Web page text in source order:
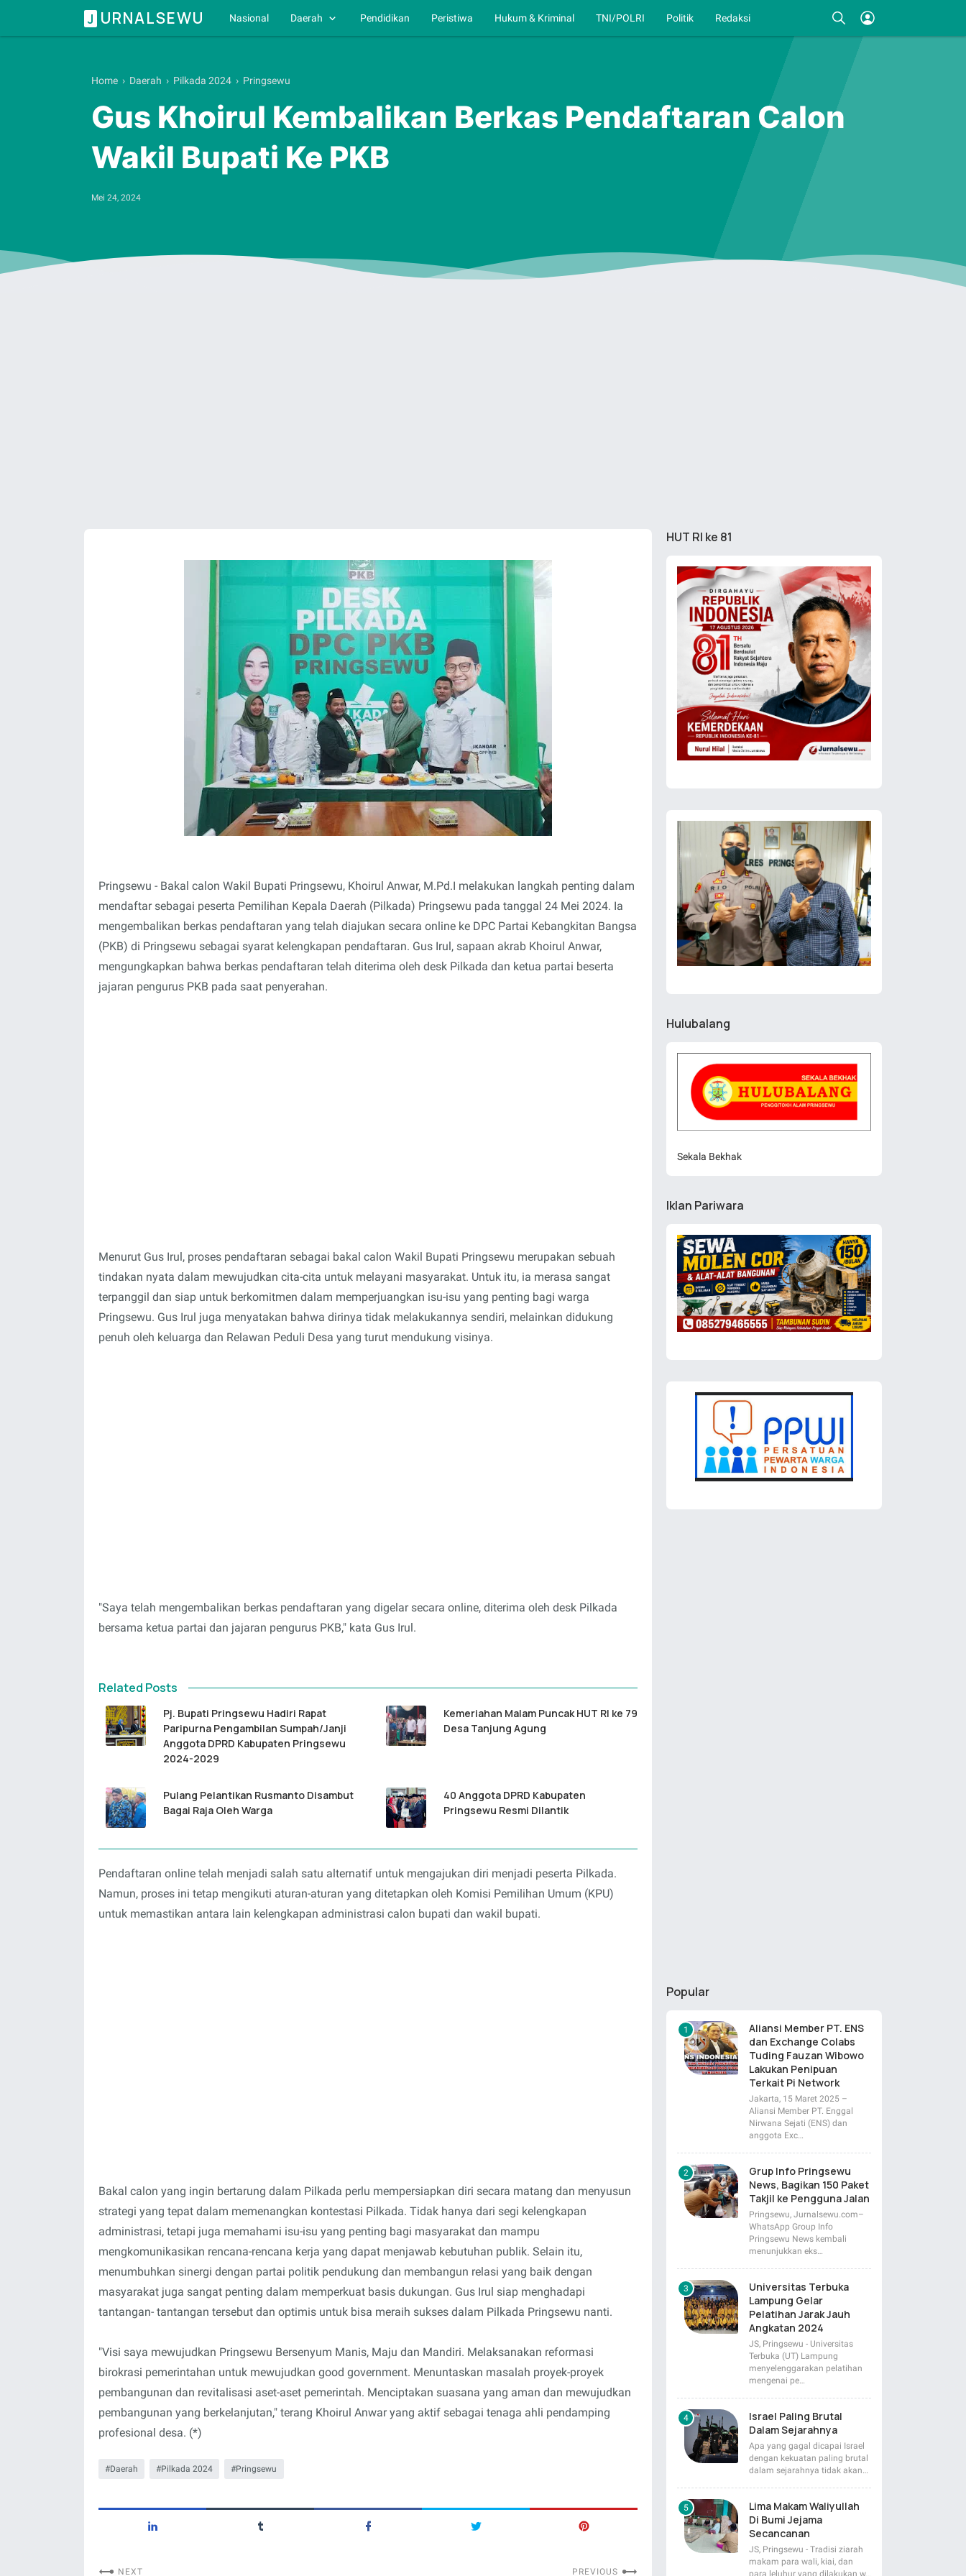
J URNALSEWU Nasional Daerah Pendidikan Peristiwa Hukum & Kriminal TNI/POLRI Politik Redaksi
Home › Daerah › Pilkada 2024 › Pringsewu
Gus Khoirul Kembalikan Berkas Pendaftaran Calon
Wakil Bupati Ke PKB
Mei 24, 2024
Pringsewu - Bakal calon Wakil Bupati Pringsewu, Khoirul Anwar, M.Pd.I melakukan langkah penting dalam
mendaftar sebagai peserta Pemilihan Kepala Daerah (Pilkada) Pringsewu pada tanggal 24 Mei 2024. Ia
mengembalikan berkas pendaftaran yang telah diajukan secara online ke DPC Partai Kebangkitan Bangsa
(PKB) di Pringsewu sebagai syarat kelengkapan pendaftaran. Gus Irul, sapaan akrab Khoirul Anwar,
mengungkapkan bahwa berkas pendaftaran telah diterima oleh desk Pilkada dan ketua partai beserta
jajaran pengurus PKB pada saat penyerahan.
Menurut Gus Irul, proses pendaftaran sebagai bakal calon Wakil Bupati Pringsewu merupakan sebuah
tindakan nyata dalam mewujudkan cita-cita untuk melayani masyarakat. Untuk itu, ia merasa sangat
terpanggil dan siap untuk berkomitmen dalam memperjuangkan isu-isu yang penting bagi warga
Pringsewu. Gus Irul juga menyatakan bahwa dirinya tidak melakukannya sendiri, melainkan didukung
penuh oleh keluarga dan Relawan Peduli Desa yang turut mendukung visinya.
"Saya telah mengembalikan berkas pendaftaran yang digelar secara online, diterima oleh desk Pilkada
bersama ketua partai dan jajaran pengurus PKB," kata Gus Irul.
Related Posts
Pj. Bupati Pringsewu Hadiri Rapat
Paripurna Pengambilan Sumpah/Janji
Anggota DPRD Kabupaten Pringsewu
2024-2029
Kemeriahan Malam Puncak HUT RI ke 79
Desa Tanjung Agung
Pulang Pelantikan Rusmanto Disambut
Bagai Raja Oleh Warga
40 Anggota DPRD Kabupaten
Pringsewu Resmi Dilantik
Pendaftaran online telah menjadi salah satu alternatif untuk mengajukan diri menjadi peserta Pilkada.
Namun, proses ini tetap mengikuti aturan-aturan yang ditetapkan oleh Komisi Pemilihan Umum (KPU)
untuk memastikan antara lain kelengkapan administrasi calon bupati dan wakil bupati.
Bakal calon yang ingin bertarung dalam Pilkada perlu mempersiapkan diri secara matang dan menyusun
strategi yang tepat dalam memenangkan kontestasi Pilkada. Tidak hanya dari segi kelengkapan
administrasi, tetapi juga memahami isu-isu yang penting bagi masyarakat dan mampu
mengkomunikasikan rencana-rencana kerja yang dapat menjawab kebutuhan publik. Selain itu,
menumbuhkan sinergi dengan partai politik pendukung dan membangun relasi yang baik dengan
masyarakat juga sangat penting dalam memperkuat basis dukungan. Gus Irul siap menghadapi
tantangan- tantangan tersebut dan optimis untuk bisa meraih sukses dalam Pilkada Pringsewu nanti.
"Visi saya mewujudkan Pringsewu Bersenyum Manis, Maju dan Mandiri. Melaksanakan reformasi
birokrasi pemerintahan untuk mewujudkan good government. Menuntaskan masalah proyek-proyek
pembangunan dan revitalisasi aset-aset pemerintah. Menciptakan suasana yang aman dan mewujudkan
pembangunan yang berkelanjutan," terang Khoirul Anwar yang aktif sebagai tenaga ahli pendamping
profesional desa. (*)
Daerah Pilkada 2024 Pringsewu
NEXT PREVIOUS
HUT RI ke 81
Hulubalang
Sekala Bekhak
Iklan Pariwara
Popular
Aliansi Member PT. ENS
dan Exchange Colabs
Tuding Fauzan Wibowo
Lakukan Penipuan
Terkait Pi Network
Jakarta, 15 Maret 2025 –
Aliansi Member PT. Enggal
Nirwana Sejati (ENS) dan
anggota Exc…
Grup Info Pringsewu
News, Bagikan 150 Paket
Takjil ke Pengguna Jalan
Pringsewu, Jurnalsewu.com–
WhatsApp Group Info
Pringsewu News kembali
menunjukkan eks…
Universitas Terbuka
Lampung Gelar
Pelatihan Jarak Jauh
Angkatan 2024
JS, Pringsewu - Universitas
Terbuka (UT) Lampung
menyelenggarakan pelatihan
mengenai pe…
Israel Paling Brutal
Dalam Sejarahnya
Apa yang gagal dicapai Israel
dengan kekuatan paling brutal
dalam sejarahnya tidak akan…
Lima Makam Waliyullah
Di Bumi Jejama
Secancanan
JS, Pringsewu - Tradisi ziarah
makam para wali, kiai, dan
para leluhur yang dilakukan w…